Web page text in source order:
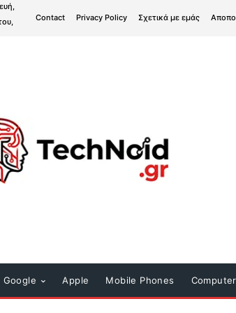
Contact Privacy Policy Σχετικά με εμάς
Google Apple Mobile Phones